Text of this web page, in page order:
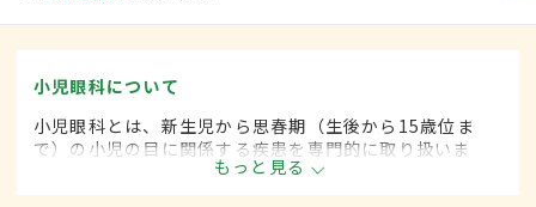
小児眼科について
小児眼科とは、新生児から思春期（生後から15歳位ま
で）の小児の目に関係する疾患を専門的に取り扱いま
もっと見る